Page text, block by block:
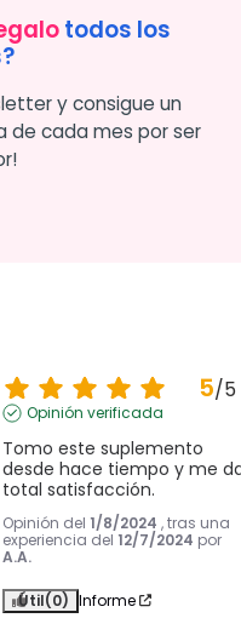
todos los
y consigue un
de cada mes por ser
5/5
Opinión verificada
Tomo este suplemento
desde hace tiempo y me
total satisfacción.
Opinión del 1/8/2024 , tras una
experiencia del 12/7/2024 por
A.A.
Útil(0) Informe